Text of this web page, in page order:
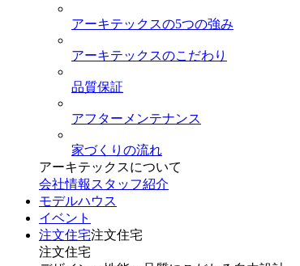
アーキテックスの5つの強み
アーキテックスのこだわり
品質保証
アフターメンテナンス
家づくりの流れ
アーキテックスについて
会社情報 スタッフ紹介
モデルハウス
イベント
注文住宅注文住宅
注文住宅